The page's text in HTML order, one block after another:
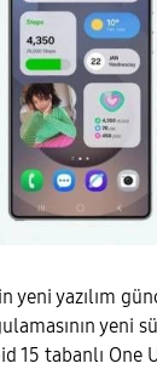
yeni yazılım
yeni
tabanlı One